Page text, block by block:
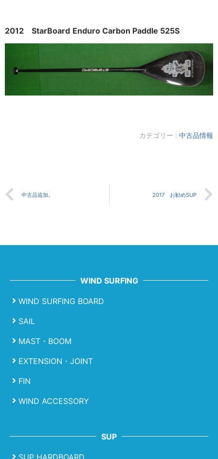
2012 StarBoard Enduro Carbon Paddle 525S
カテゴリー : 中古品情報
中古品追加。 2017 お勧めSUP
WIND SURFING
WIND SURFING BOARD
SAIL
MAST・BOOM
EXTENSION・JOINT
FIN
WIND ACCESSORY
SUP
SUP HARDBOARD